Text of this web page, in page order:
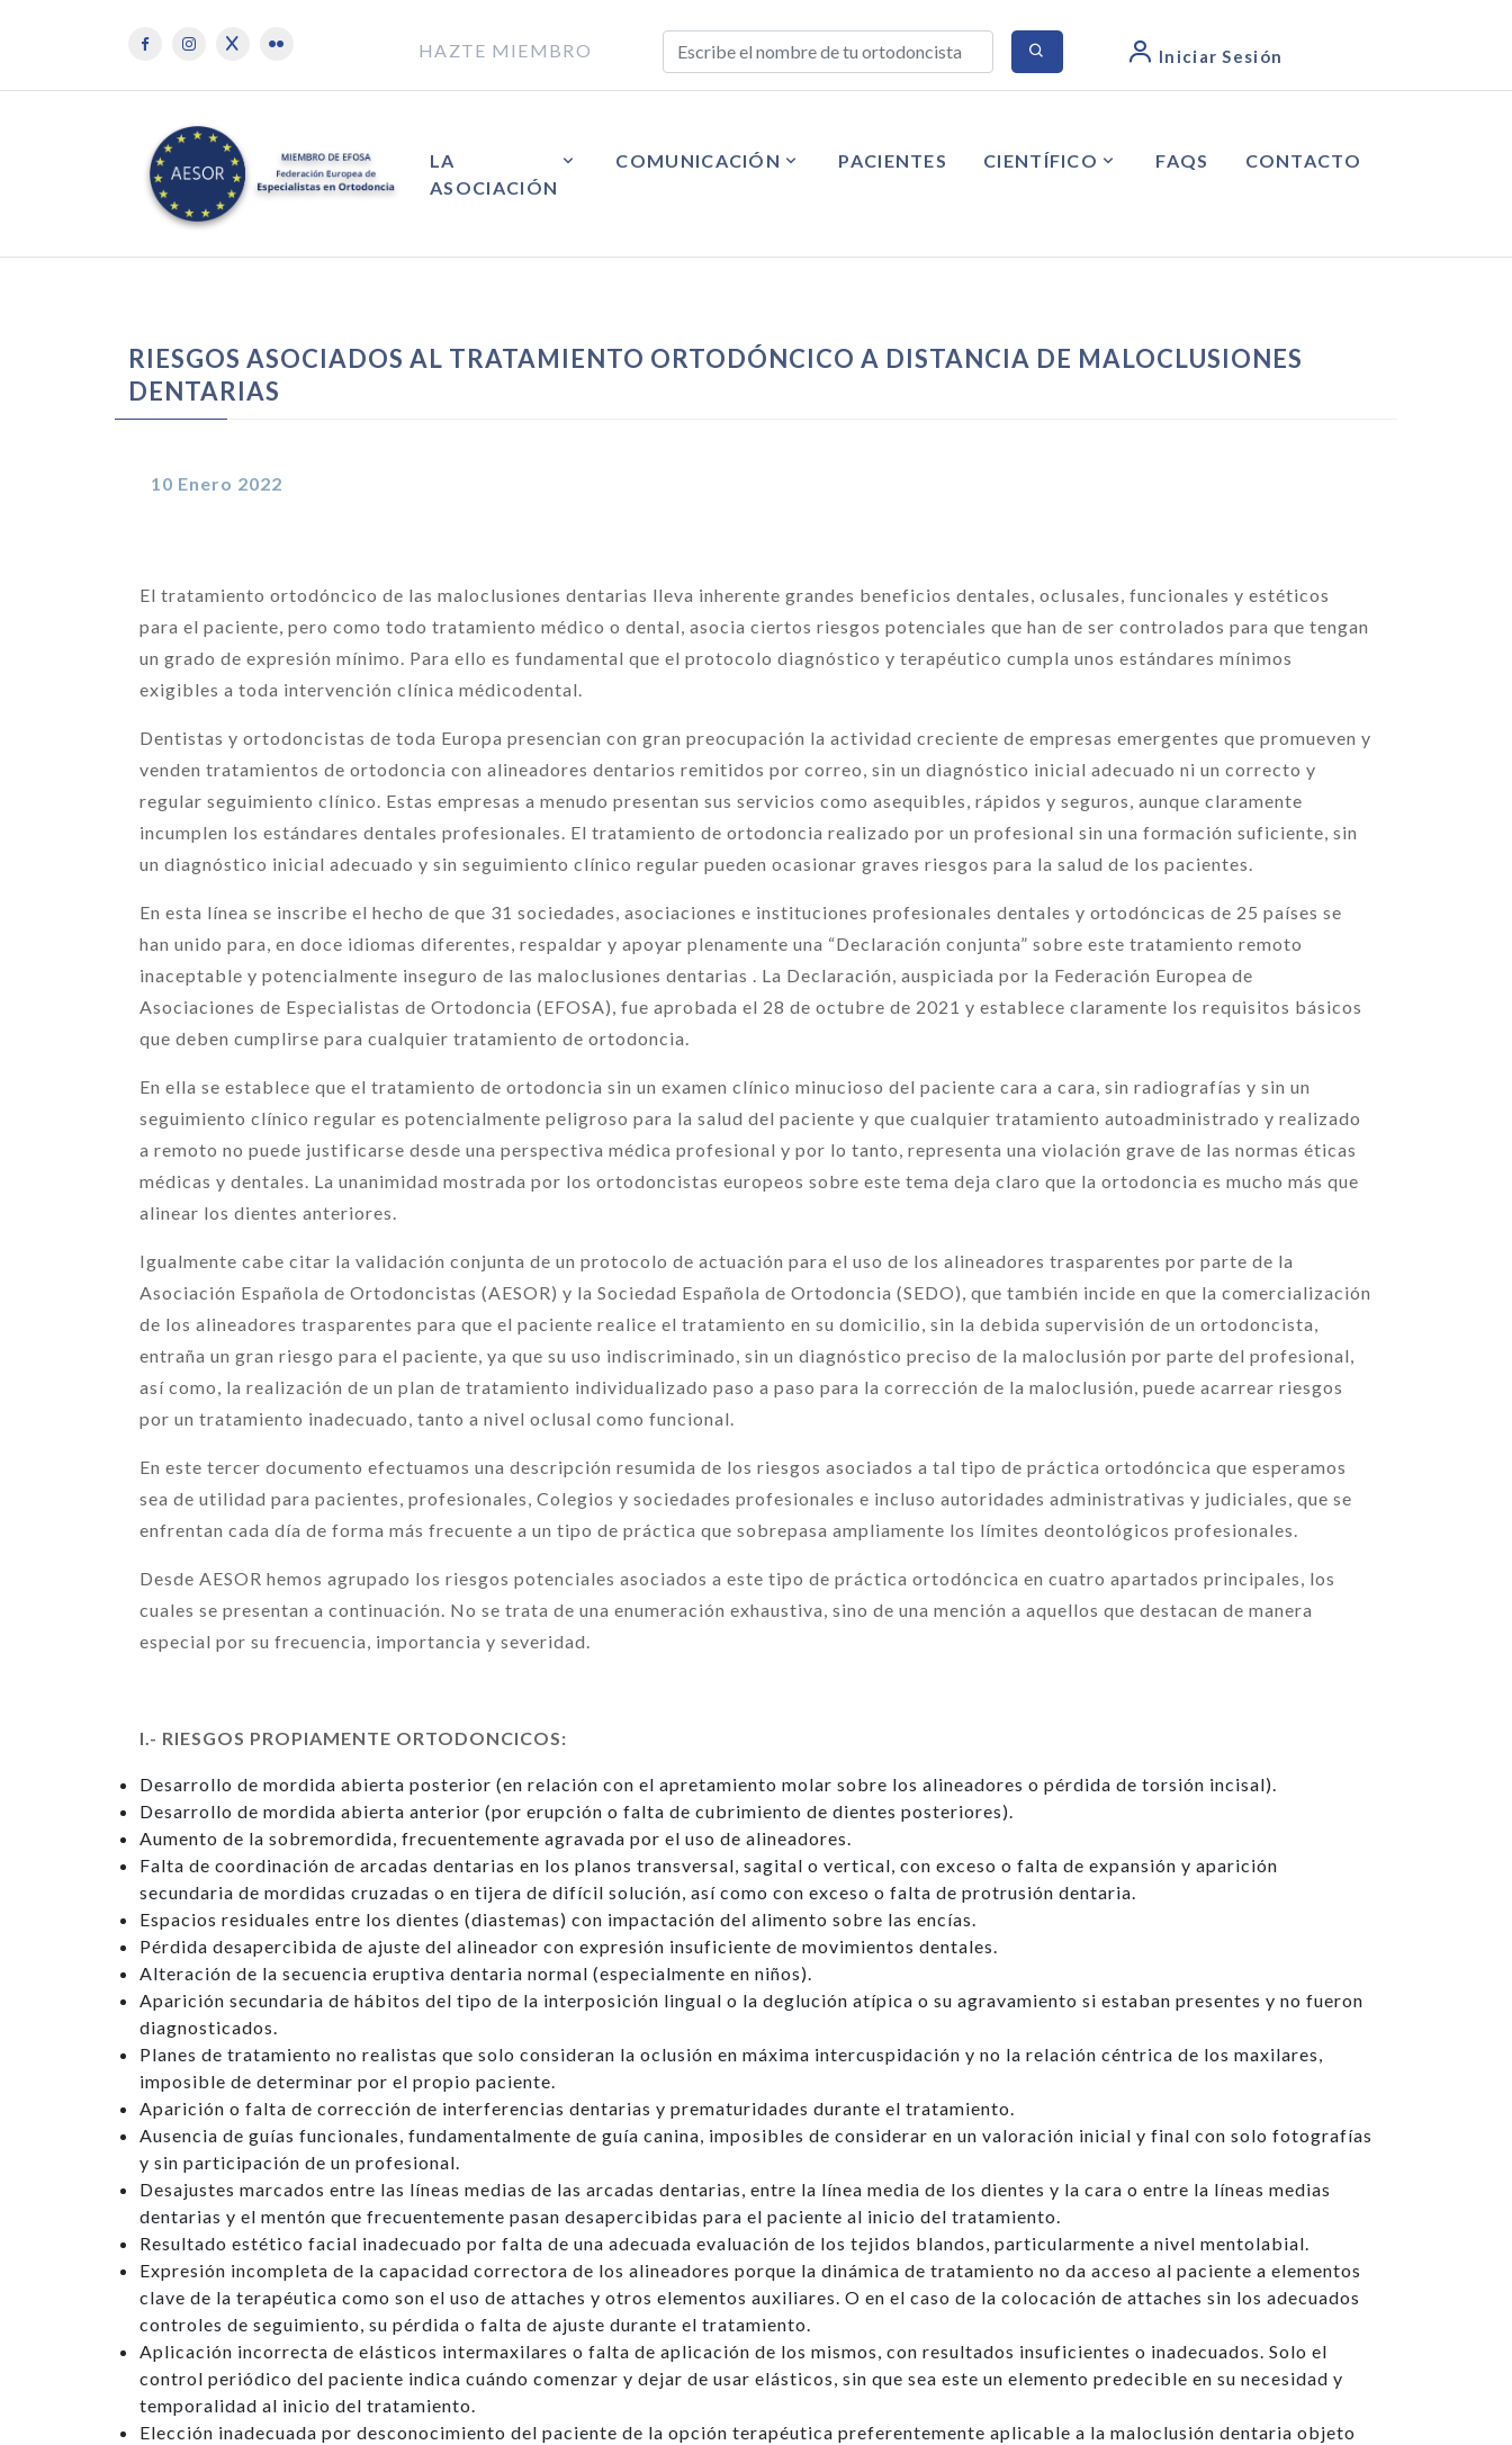
HAZTE MIEMBRO Iniciar Sesión
LA
ASOCIACIÓN
COMUNICACIÓN PACIENTES CIENTÍFICO FAQS CONTACTO
RIESGOS ASOCIADOS AL TRATAMIENTO ORTODÓNCICO A DISTANCIA DE MALOCLUSIONES
DENTARIAS
10 Enero 2022
El tratamiento ortodóncico de las maloclusiones dentarias lleva inherente grandes beneficios dentales, oclusales, funcionales y estéticos
para el paciente, pero como todo tratamiento médico o dental, asocia ciertos riesgos potenciales que han de ser controlados para que tengan
un grado de expresión mínimo. Para ello es fundamental que el protocolo diagnóstico y terapéutico cumpla unos estándares mínimos
exigibles a toda intervención clínica médicodental.
Dentistas y ortodoncistas de toda Europa presencian con gran preocupación la actividad creciente de empresas emergentes que promueven y
venden tratamientos de ortodoncia con alineadores dentarios remitidos por correo, sin un diagnóstico inicial adecuado ni un correcto y
regular seguimiento clínico. Estas empresas a menudo presentan sus servicios como asequibles, rápidos y seguros, aunque claramente
incumplen los estándares dentales profesionales. El tratamiento de ortodoncia realizado por un profesional sin una formación suficiente, sin
un diagnóstico inicial adecuado y sin seguimiento clínico regular pueden ocasionar graves riesgos para la salud de los pacientes.
En esta línea se inscribe el hecho de que 31 sociedades, asociaciones e instituciones profesionales dentales y ortodóncicas de 25 países se
han unido para, en doce idiomas diferentes, respaldar y apoyar plenamente una “Declaración conjunta” sobre este tratamiento remoto
inaceptable y potencialmente inseguro de las maloclusiones dentarias . La Declaración, auspiciada por la Federación Europea de
Asociaciones de Especialistas de Ortodoncia (EFOSA), fue aprobada el 28 de octubre de 2021 y establece claramente los requisitos básicos
que deben cumplirse para cualquier tratamiento de ortodoncia.
En ella se establece que el tratamiento de ortodoncia sin un examen clínico minucioso del paciente cara a cara, sin radiografías y sin un
seguimiento clínico regular es potencialmente peligroso para la salud del paciente y que cualquier tratamiento autoadministrado y realizado
a remoto no puede justificarse desde una perspectiva médica profesional y por lo tanto, representa una violación grave de las normas éticas
médicas y dentales. La unanimidad mostrada por los ortodoncistas europeos sobre este tema deja claro que la ortodoncia es mucho más que
alinear los dientes anteriores.
Igualmente cabe citar la validación conjunta de un protocolo de actuación para el uso de los alineadores trasparentes por parte de la
Asociación Española de Ortodoncistas (AESOR) y la Sociedad Española de Ortodoncia (SEDO), que también incide en que la comercialización
de los alineadores trasparentes para que el paciente realice el tratamiento en su domicilio, sin la debida supervisión de un ortodoncista,
entraña un gran riesgo para el paciente, ya que su uso indiscriminado, sin un diagnóstico preciso de la maloclusión por parte del profesional,
así como, la realización de un plan de tratamiento individualizado paso a paso para la corrección de la maloclusión, puede acarrear riesgos
por un tratamiento inadecuado, tanto a nivel oclusal como funcional.
En este tercer documento efectuamos una descripción resumida de los riesgos asociados a tal tipo de práctica ortodóncica que esperamos
sea de utilidad para pacientes, profesionales, Colegios y sociedades profesionales e incluso autoridades administrativas y judiciales, que se
enfrentan cada día de forma más frecuente a un tipo de práctica que sobrepasa ampliamente los límites deontológicos profesionales.
Desde AESOR hemos agrupado los riesgos potenciales asociados a este tipo de práctica ortodóncica en cuatro apartados principales, los
cuales se presentan a continuación. No se trata de una enumeración exhaustiva, sino de una mención a aquellos que destacan de manera
especial por su frecuencia, importancia y severidad.
I.- RIESGOS PROPIAMENTE ORTODONCICOS:
Desarrollo de mordida abierta posterior (en relación con el apretamiento molar sobre los alineadores o pérdida de torsión incisal).
Desarrollo de mordida abierta anterior (por erupción o falta de cubrimiento de dientes posteriores).
Aumento de la sobremordida, frecuentemente agravada por el uso de alineadores.
Falta de coordinación de arcadas dentarias en los planos transversal, sagital o vertical, con exceso o falta de expansión y aparición
secundaria de mordidas cruzadas o en tijera de difícil solución, así como con exceso o falta de protrusión dentaria.
Espacios residuales entre los dientes (diastemas) con impactación del alimento sobre las encías.
Pérdida desapercibida de ajuste del alineador con expresión insuficiente de movimientos dentales.
Alteración de la secuencia eruptiva dentaria normal (especialmente en niños).
Aparición secundaria de hábitos del tipo de la interposición lingual o la deglución atípica o su agravamiento si estaban presentes y no fueron
diagnosticados.
Planes de tratamiento no realistas que solo consideran la oclusión en máxima intercuspidación y no la relación céntrica de los maxilares,
imposible de determinar por el propio paciente.
Aparición o falta de corrección de interferencias dentarias y prematuridades durante el tratamiento.
Ausencia de guías funcionales, fundamentalmente de guía canina, imposibles de considerar en un valoración inicial y final con solo fotografías
y sin participación de un profesional.
Desajustes marcados entre las líneas medias de las arcadas dentarias, entre la línea media de los dientes y la cara o entre la líneas medias
dentarias y el mentón que frecuentemente pasan desapercibidas para el paciente al inicio del tratamiento.
Resultado estético facial inadecuado por falta de una adecuada evaluación de los tejidos blandos, particularmente a nivel mentolabial.
Expresión incompleta de la capacidad correctora de los alineadores porque la dinámica de tratamiento no da acceso al paciente a elementos
clave de la terapéutica como son el uso de attaches y otros elementos auxiliares. O en el caso de la colocación de attaches sin los adecuados
controles de seguimiento, su pérdida o falta de ajuste durante el tratamiento.
Aplicación incorrecta de elásticos intermaxilares o falta de aplicación de los mismos, con resultados insuficientes o inadecuados. Solo el
control periódico del paciente indica cuándo comenzar y dejar de usar elásticos, sin que sea este un elemento predecible en su necesidad y
temporalidad al inicio del tratamiento.
Elección inadecuada por desconocimiento del paciente de la opción terapéutica preferentemente aplicable a la maloclusión dentaria objeto